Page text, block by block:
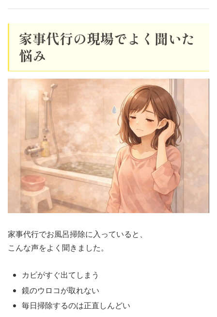
家事代行の現場でよく聞いた
悩み
家事代行でお風呂掃除に入っていると、
こんな声をよく聞きました。
カビがすぐ出てしまう
鏡のウロコが取れない
毎日掃除するのは正直しんどい